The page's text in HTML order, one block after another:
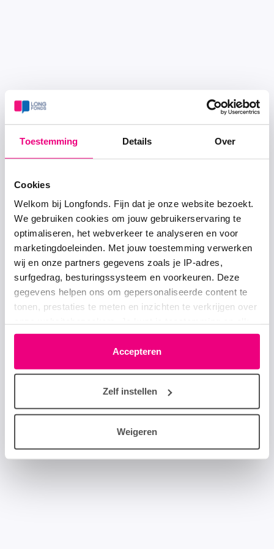
Toestemming Details Over
Cookies
Welkom bij Longfonds. Fijn dat je onze website bezoekt.
We gebruiken cookies om jouw gebruikerservaring te
optimaliseren, het webverkeer te analyseren en voor
marketingdoeleinden. Met jouw toestemming verwerken
wij en onze partners gegevens zoals je IP-adres,
surfgedrag, besturingssysteem en voorkeuren. Deze
gegevens helpen ons om gepersonaliseerde content te
tonen, prestaties te meten en inzichten te verkrijgen over
moment wijzigen of intrekken via het cookie-icoontje
linksonder elke pagina. De lijst met partners is te vinden
in het tabblad “details”.
Accepteren
Zelf instellen
Weigeren